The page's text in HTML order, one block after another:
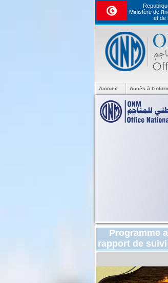
Ministère de
et de
Accueil Accès à
Programme
rapport de